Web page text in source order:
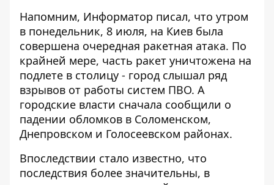
Напомним, Информатор писал, что утром
в понедельник, 8 июля, на Киев была
совершена очередная ракетная атака. По
крайней мере, часть ракет уничтожена на
подлете в столицу - город слышал ряд
взрывов от работы систем ПВО. А
городские власти сначала сообщили о
падении обломков в Соломенском,
Днепровском и Голосеевском районах.
Впоследствии стало известно, что
последствия более значительны, в